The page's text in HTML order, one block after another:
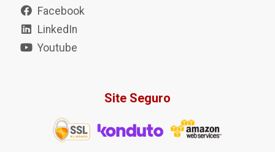
Facebook
LinkedIn
Youtube
Site Seguro